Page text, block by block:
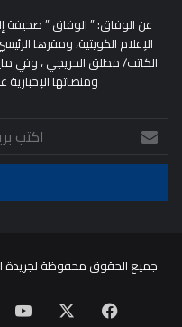
عن الوفاق: ” الوفاق ” صحيفة
الإعلام الكويتية، ومقرها
ومنصاتها
اكتب
بريدك
الالكتروني
جميع الحقوق محفوظة لجريدة
فيسبوك